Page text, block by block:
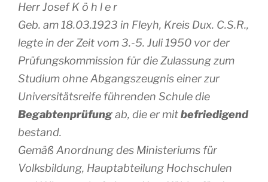
Herr Josef K ö h l e r
Geb. am 18.03.1923 in Fleyh, Kreis Dux. C.S.R.,
legte in der Zeit vom 3.-5. Juli 1950 vor der
Prüfungskommission für die Zulassung zum
Studium ohne Abgangszeugnis einer zur
Universitätsreife führenden Schule die
Begabtenprüfungab, die er mitbefriedigend
bestand.
Gemäß Anordnung des Ministeriums für
Volksbildung, Hauptabteilung Hochschulen